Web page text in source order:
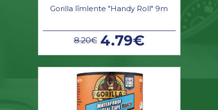
Gorilla līmlente "Handy Roll" 9m
8.20€ 4.79€